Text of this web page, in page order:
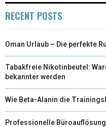
RECENT POSTS
Oman Urlaub – Die perfekte
Tabakfreie Nikotinbeutel:
bekannter werden
Wie Beta-Alanin die
Professionelle